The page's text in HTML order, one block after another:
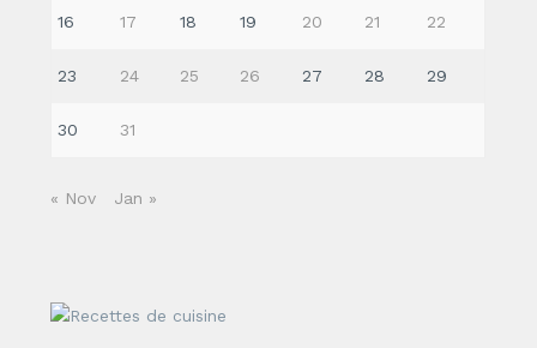
16 17 18 19 20 21 22
23 24 25 26 27 28 29
30 31
« Nov Jan »